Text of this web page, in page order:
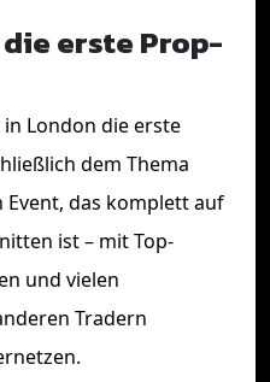
erste Prop-
London die erste
dem Thema
Event, das komplett auf
ist – mit Top-
und vielen
Tradern